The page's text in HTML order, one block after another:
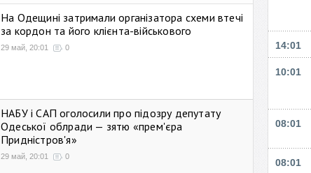
На Одещині затримали організатора схеми втечі
за кордон та його клієнта-військового
29 май, 20:01 0
НАБУ і САП оголосили про підозру депутату
Одеської облради — зятю «прем'єра
Придністров'я»
29 май, 20:01 0
14:01
10:01
08:01
08:01